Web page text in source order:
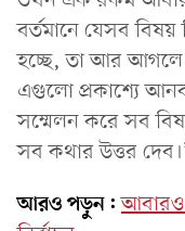
বর্তমানে যেসব
হচ্ছে, তা আর আগলে
এগুলো প্রকাশ্যে
সম্মেলন করে সব
সব কথার উত্তর
আরও পড়ুন: আবারও